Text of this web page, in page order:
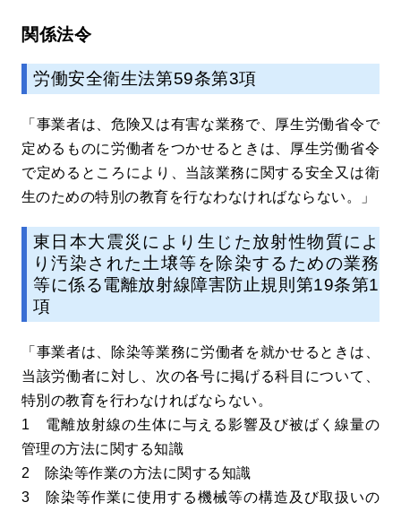
関係法令
労働安全衛生法第59条第3項
「事業者は、危険又は有害な業務で、厚生労働省令で
定めるものに労働者をつかせるときは、厚生労働省令
で定めるところにより、当該業務に関する安全又は衛
生のための特別の教育を行なわなければならない。」
東日本大震災により生じた放射性物質によ
り汚染された土壌等を除染するための業務
等に係る電離放射線障害防止規則第19条第1
項
「事業者は、除染等業務に労働者を就かせるときは、
当該労働者に対し、次の各号に掲げる科目について、
特別の教育を行わなければならない。
1 電離放射線の生体に与える影響及び被ばく線量の
管理の方法に関する知識
2 除染等作業の方法に関する知識
3 除染等作業に使用する機械等の構造及び取扱いの